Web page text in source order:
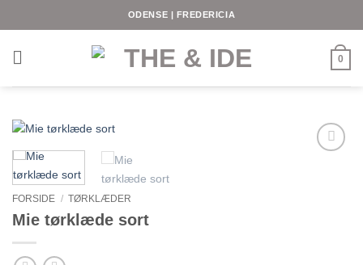
ODENSE | FREDERICIA
0
FORSIDE / TØRKLÆDER
Mie tørklæde sort